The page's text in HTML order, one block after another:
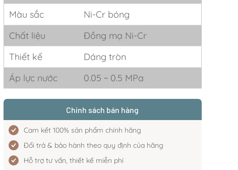
Màu sắc
Ni-Cr bóng
Chất liệu
Đồng mạ Ni-Cr
Thiết kế
Dáng tròn
Áp lực nước
0.05 ~ 0.5 MPa
Chính sách bán hàng
Cam kết 100% sản phẩm chính hãng
Đổi trả & bảo hành theo quy định của hãng
Hỗ trợ tư vấn, thiết kế miễn phí